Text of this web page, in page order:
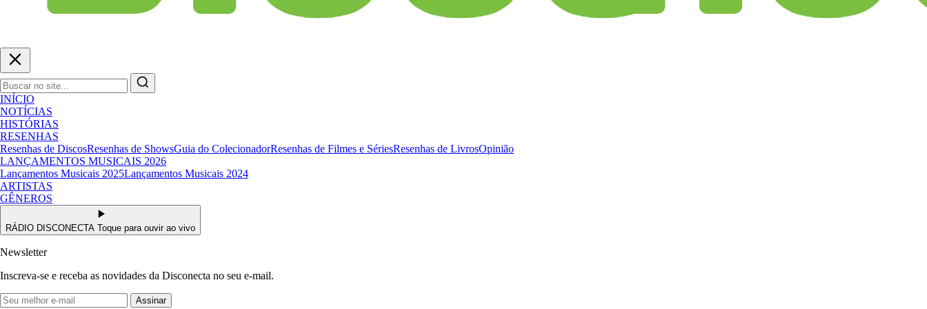
INÍCIO
NOTÍCIAS
HISTÓRIAS
RESENHAS
Resenhas de DiscosResenhas de ShowsGuia do ColecionadorResenhas de Filmes e SériesResenhas de LivrosOpinião
LANÇAMENTOS MUSICAIS 2026
Lançamentos Musicais 2025Lançamentos Musicais 2024
ARTISTAS
GÊNEROS
RÁDIO DISCONECTA Toque para ouvir ao vivo
Newsletter
Inscreva-se e receba as novidades da Disconecta no seu e-mail.
Assinar